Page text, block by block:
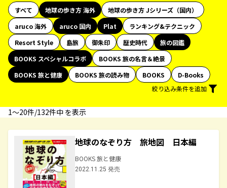
すべて 地球の歩き方 海外
地球の歩き方 Jシリーズ（国内）
aruco 海外
aruco 国内 Plat
ランキング&テクニック
Resort Style
島旅 御朱印 歴史時代
旅の図鑑
BOOKS スペシャルコラボ
BOOKS 旅の名言＆絶景
BOOKS 旅と健康
BOOKS 旅の読み物 BOOKS
D-Books
絞り込み条件を追加
1〜20件/132件中 を表示
地球のなぞり方 旅地図 日本編
BOOKS 旅と健康
2022.11.25 発売